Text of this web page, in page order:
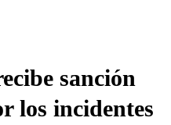
sanción
los incidentes